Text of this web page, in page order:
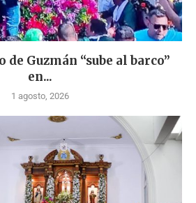
Guzmán “sube al barco”
en...
1 agosto, 2026